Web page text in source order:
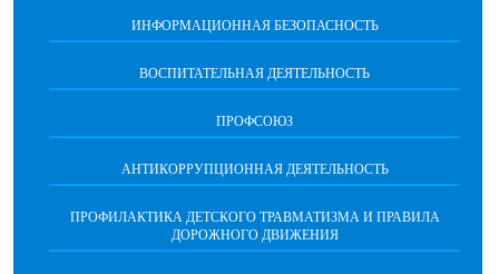
ИНФОРМАЦИОННАЯ БЕЗОПАСНОСТЬ
ВОСПИТАТЕЛЬНАЯ ДЕЯТЕЛЬНОСТЬ
ПРОФСОЮЗ
АНТИКОРРУПЦИОННАЯ ДЕЯТЕЛЬНОСТЬ
ПРОФИЛАКТИКА ДЕТСКОГО ТРАВМАТИЗМА И ПРАВИЛА
ДОРОЖНОГО ДВИЖЕНИЯ